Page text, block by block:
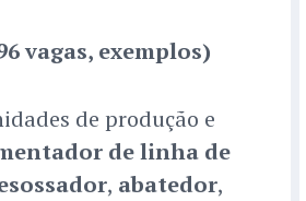
vagas, exemplos)
de produção e
de linha de
, abatedor,